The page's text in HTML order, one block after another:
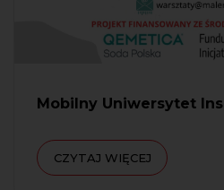
Mobilny Uniwersytet
CZYTAJ WIĘCEJ